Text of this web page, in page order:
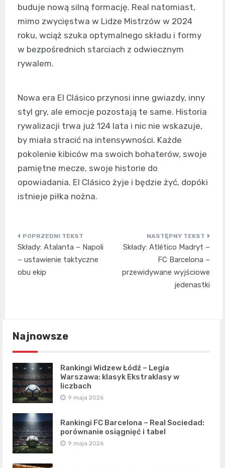
buduje nową silną formację. Real natomiast,
mimo zwycięstwa w Lidze Mistrzów w 2024
roku, wciąż szuka optymalnego składu i formy
w bezpośrednich starciach z odwiecznym
rywalem.
Nowa era El Clásico przynosi inne gwiazdy, inny
styl gry, ale emocje pozostają te same. Historia
rywalizacji trwa już 124 lata i nic nie wskazuje,
by miała stracić na intensywności. Każde
pokolenie kibiców ma swoich bohaterów, swoje
pamiętne mecze, swoje historie do
opowiadania. El Clásico żyje i będzie żyć, dopóki
istnieje piłka nożna.
Nawigacja
wpisu
Składy: Atalanta – Napoli
– ustawienie taktyczne
obu ekip
Składy: Atlético Madryt –
FC Barcelona –
przewidywane wyjściowe
jedenastki
Najnowsze
Rankingi Widzew Łódź – Legia
Warszawa: klasyk Ekstraklasy w
liczbach
9 maja 2026
Rankingi FC Barcelona – Real Sociedad:
porównanie osiągnięć i tabel
9 maja 2026